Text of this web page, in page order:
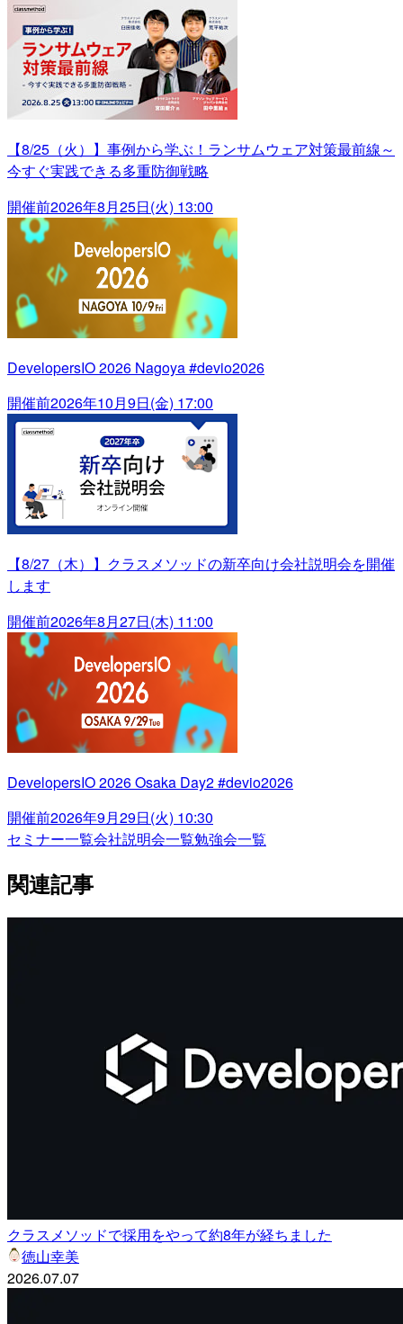
【8/25（火）】事例から学ぶ！ランサムウェア対策最前線～
今すぐ実践できる多重防御戦略
開催前2026年8月25日(火) 13:00
DevelopersIO 2026 Nagoya #devio2026
開催前2026年10月9日(金) 17:00
【8/27（木）】クラスメソッドの新卒向け会社説明会を開催
します
開催前2026年8月27日(木) 11:00
DevelopersIO 2026 Osaka Day2 #devio2026
開催前2026年9月29日(火) 10:30
セミナー一覧会社説明会一覧勉強会一覧
関連記事
クラスメソッドで採用をやって約8年が経ちました
徳山幸美
2026.07.07